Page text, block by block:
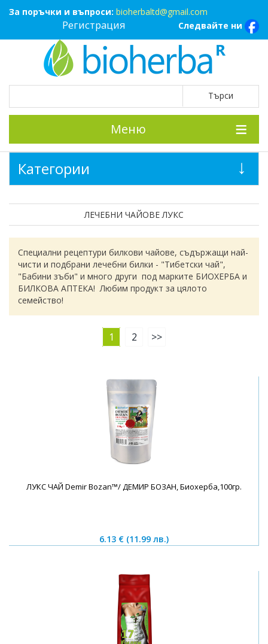
За поръчки и въпроси: bioherbaltd@gmail.com
Следвайте ни
Регистрация
Меню
ЛЕЧЕБНИ ЧАЙОВЕ ЛУКС
Специални рецептури билкови чайове, съдържащи най-
чисти и подбрани лечебни билки - "Тибетски чай",
"Бабини зъби" и много други под марките БИОХЕРБА и
БИЛКОВА АПТЕКА! Любим продукт за цялото
семейство!
1 2 >>
ЛУКС ЧАЙ Demir Bozan™/ ДЕМИР БОЗАН, Биохерба,100гр.
6.13 € (11.99 лв.)
Категории